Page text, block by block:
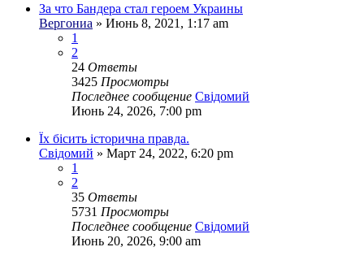
За что Бандера стал героем Украины
Вергониа » Июнь 8, 2021, 1:17 am
1
2
24 Ответы
3425 Просмотры
Последнее сообщение Свідомий
Июнь 24, 2026, 7:00 pm
Їх бісить історична правда.
Свідомий » Март 24, 2022, 6:20 pm
1
2
35 Ответы
5731 Просмотры
Последнее сообщение Свідомий
Июнь 20, 2026, 9:00 am